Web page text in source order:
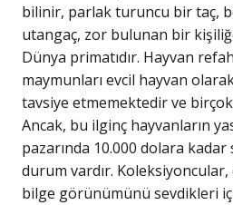
bilinir, parlak turuncu bir taç,
utangaç, zor bulunan bir
Dünya primatıdır. Hayvan
maymunları evcil hayvan
tavsiye etmemektedir ve
Ancak, bu ilginç hayvanların
pazarında 10.000 dolara kadar
durum vardır. Koleksiyoncular,
bilge görünümünü sevdikleri